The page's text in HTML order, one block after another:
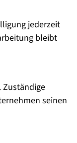
jederzeit
bleibt
Zuständige
seinen